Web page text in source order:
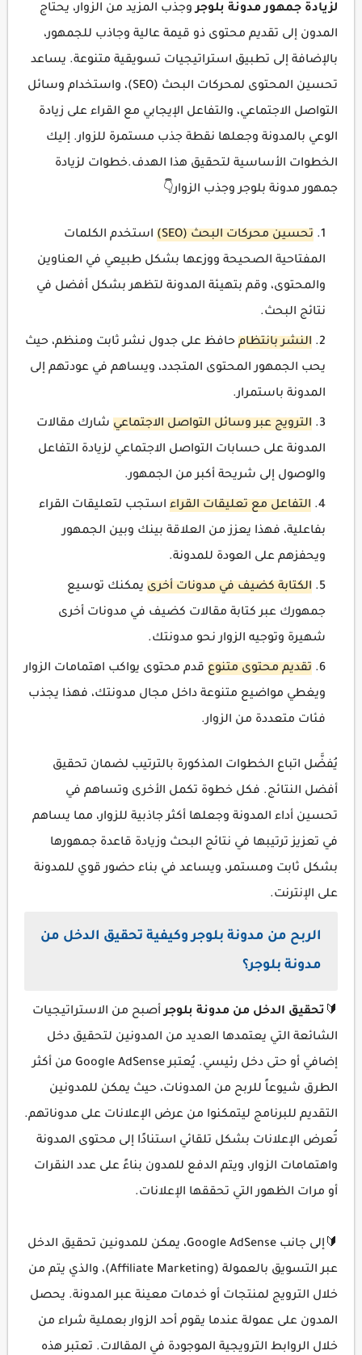
لزيادة جمهور مدونة بلوجروجذب المزيد من الزوار، يحتاج
المدون إلى تقديم محتوى ذو قيمة عالية وجاذب للجمهور،
بالإضافة إلى تطبيق استراتيجيات تسويقية متنوعة. يساعد
تحسين المحتوى لمحركات البحث (SEO)، واستخدام وسائل
التواصل الاجتماعي، والتفاعل الإيجابي مع القراء على زيادة
الوعي بالمدونة وجعلها نقطة جذب مستمرة للزوار. إليك
الخطوات الأساسية لتحقيق هذا الهدف.خطوات لزيادة
جمهور مدونة بلوجر وجذب الزوار👇
تحسين محركات البحث (SEO)
استخدم الكلمات
المفتاحية الصحيحة ووزعها بشكل طبيعي في العناوين
والمحتوى، وقم بتهيئة المدونة لتظهر بشكل أفضل في
نتائج البحث.
النشر بانتظامحافظ على جدول نشر ثابت ومنظم، حيث
يحب الجمهور المحتوى المتجدد، ويساهم في عودتهم إلى
المدونة باستمرار.
الترويج عبر وسائل التواصل الاجتماعي شارك مقالات
المدونة على حسابات التواصل الاجتماعي لزيادة التفاعل
والوصول إلى شريحة أكبر من الجمهور.
التفاعل مع تعليقات القراءاستجب لتعليقات القراء
بفاعلية، فهذا يعزز من العلاقة بينك وبين الجمهور
ويحفزهم على العودة للمدونة.
الكتابة كضيف في مدونات أخرى يمكنك توسيع
جمهورك عبر كتابة مقالات كضيف في مدونات أخرى
شهيرة وتوجيه الزوار نحو مدونتك.
تقديم محتوى متنوع قدم محتوى يواكب اهتمامات الزوار
ويغطي مواضيع متنوعة داخل مجال مدونتك، فهذا يجذب
فئات متعددة من الزوار.
يُفضَّل اتباع الخطوات المذكورة بالترتيب لضمان تحقيق
أفضل النتائج. فكل خطوة تكمل الأخرى وتساهم في
تحسين أداء المدونة وجعلها أكثر جاذبية للزوار، مما يساهم
في تعزيز ترتيبها في نتائج البحث وزيادة قاعدة جمهورها
بشكل ثابت ومستمر، ويساعد في بناء حضور قوي للمدونة
على الإنترنت.
الربح من مدونة بلوجر وكيفية تحقيق الدخل من
مدونة بلوجر؟
🔰 تحقيق الدخل من مدونة بلوجرأصبح من الاستراتيجيات
الشائعة التي يعتمدها العديد من المدونين لتحقيق دخل
إضافي أو حتى دخل رئيسي. يُعتبر Google AdSense من أكثر
الطرق شيوعاً للربح من المدونات، حيث يمكن للمدونين
التقديم للبرنامج ليتمكنوا من عرض الإعلانات على مدوناتهم.
تُعرض الإعلانات بشكل تلقائي استنادًا إلى محتوى المدونة
واهتمامات الزوار، ويتم الدفع للمدون بناءً على عدد النقرات
أو مرات الظهور التي تحققها الإعلانات.
🔰إلى جانب Google AdSense، يمكن للمدونين تحقيق الدخل
عبر التسويق بالعمولة (Affiliate Marketing)، والذي يتم من
خلال الترويج لمنتجات أو خدمات معينة عبر المدونة. يحصل
المدون على عمولة عندما يقوم أحد الزوار بعملية شراء من
خلال الروابط الترويجية الموجودة في المقالات. تعتبر هذه